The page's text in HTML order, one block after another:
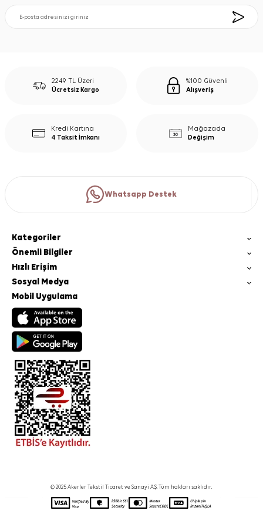
2249 TL Üzeri
Ücretsiz Kargo
%100 Güvenli
Alışveriş
Kredi Kartına
4 Taksit İmkanı
Mağazada
Değişim
Whatsapp Destek
Kategoriler
Önemli Bilgiler
Hızlı Erişim
Sosyal Medya
Mobil Uygulama
© 2025 Akerler Tekstil Ticaret ve Sanayi A.Ş. Tüm hakları saklıdır.